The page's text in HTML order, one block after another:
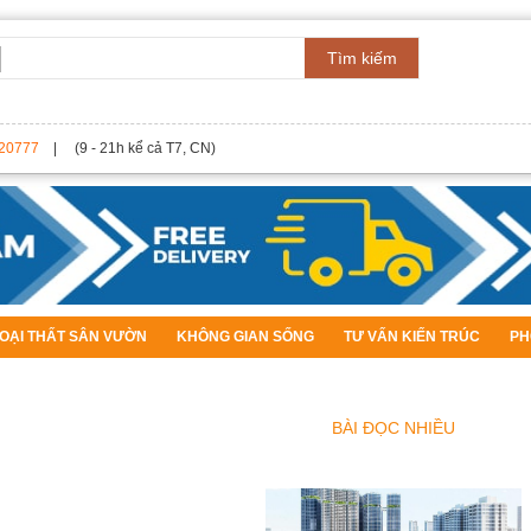
Tìm kiếm
| (9 - 21h kể cả T7, CN)
THẤT SÂN VƯỜN KHÔNG GIAN SỐNG TƯ VẤN KIẾN TRÚC
BÀI ĐỌC NHIỀU